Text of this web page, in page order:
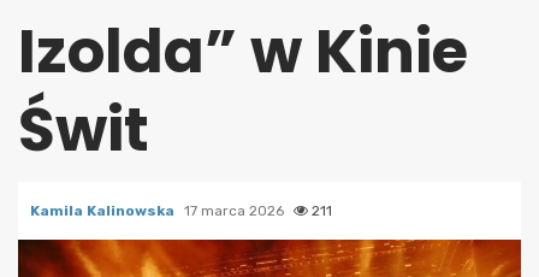
Izolda” w Kinie
Świt
Kamila Kalinowska 17 marca 2026 211